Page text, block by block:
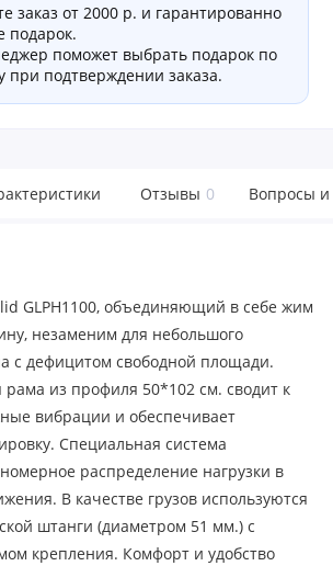
заказ от 2000 р. и гарантированно
подарок.
поможет выбрать подарок по
при подтверждении заказа.
Отзывы 0 Вопросы и
GLPH1100, объединяющий в себе жим
незаменим для небольшого
с дефицитом свободной площади.
рама из профиля 50*102 см. сводит к
вибрации и обеспечивает
Специальная система
распределение нагрузки в
В качестве грузов используются
штанги (диаметром 51 мм.) с
крепления. Комфорт и удобство